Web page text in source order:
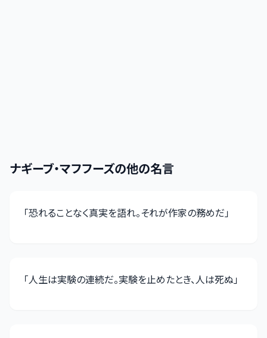
ナギーブ・マフフーズの他の名言
「恐れることなく真実を語れ。それが作家の務めだ」
「人生は実験の連続だ。実験を止めたとき、人は死ぬ」